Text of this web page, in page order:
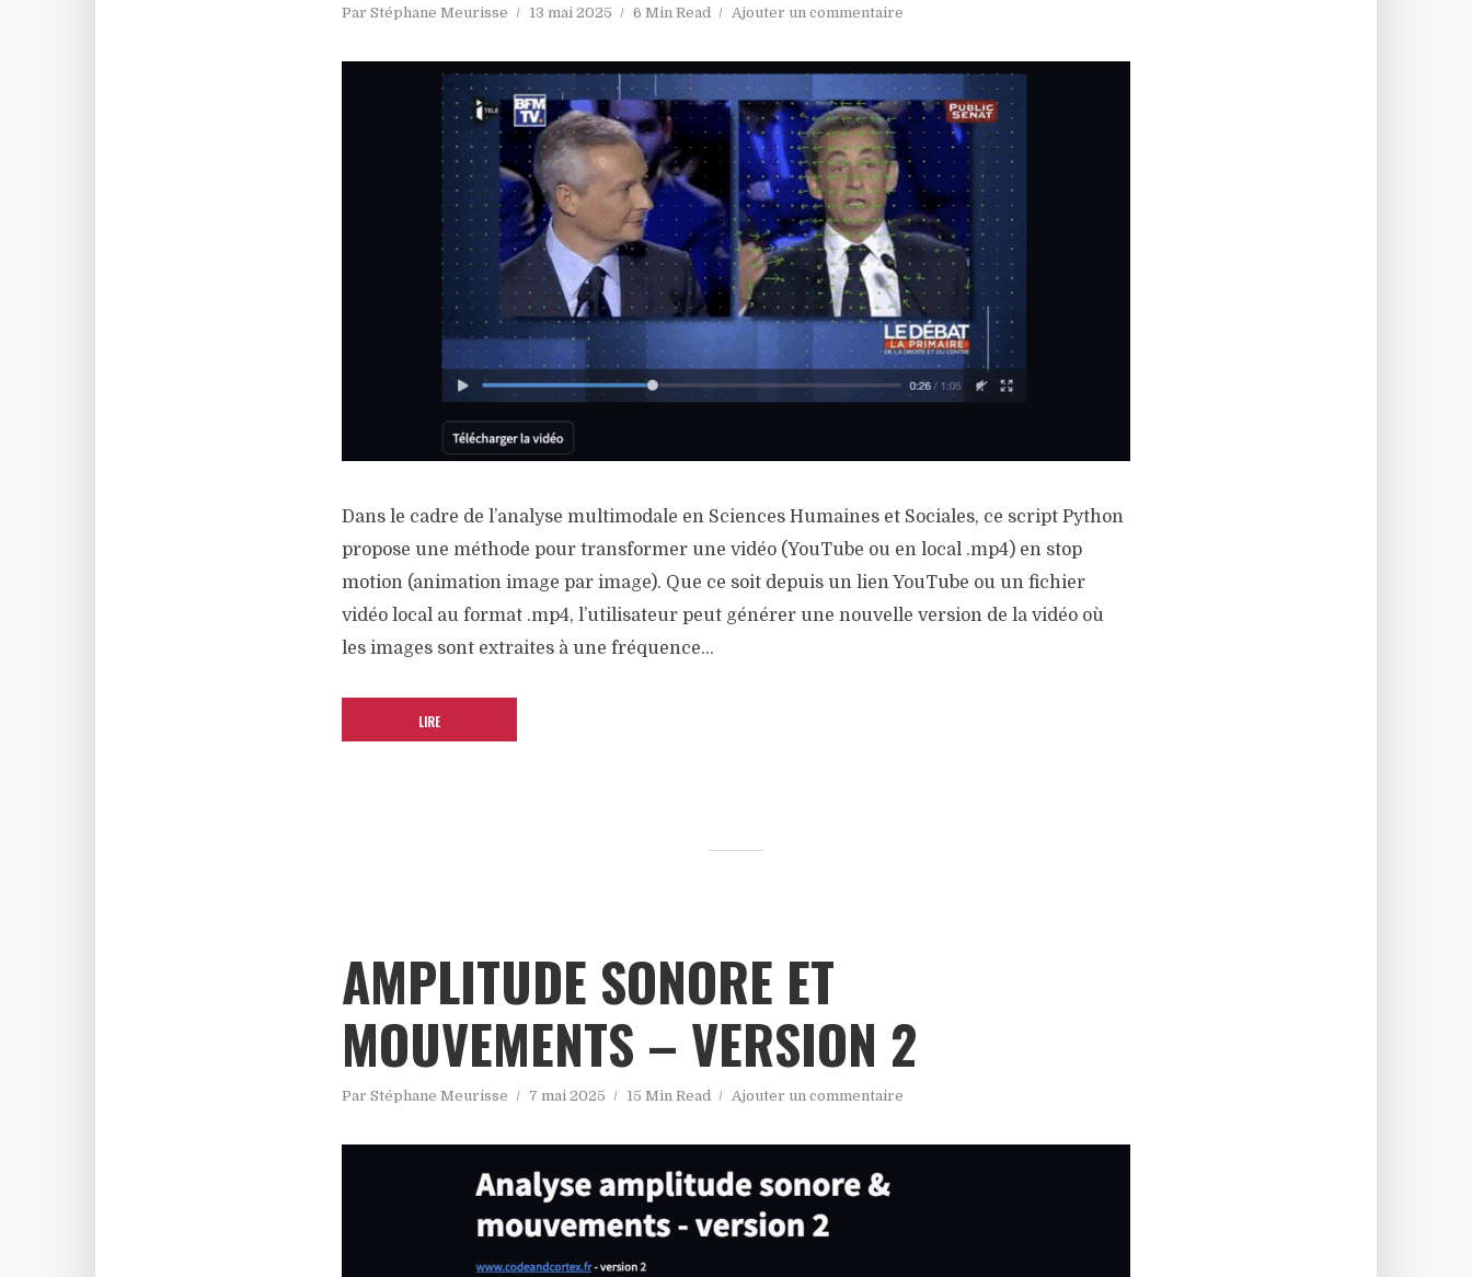
Par Stéphane Meurisse 13 mai 2025 6 Min Read Ajouter un commentaire
Dans le cadre de l’analyse multimodale en Sciences Humaines et Sociales, ce script Python
propose une méthode pour transformer une vidéo (YouTube ou en local .mp4) en stop
motion (animation image par image). Que ce soit depuis un lien YouTube ou un fichier
vidéo local au format .mp4, l’utilisateur peut générer une nouvelle version de la vidéo où
les images sont extraites à une fréquence...
LIRE
AMPLITUDE SONORE ET
MOUVEMENTS – VERSION 2
Par Stéphane Meurisse 7 mai 2025 15 Min Read Ajouter un commentaire